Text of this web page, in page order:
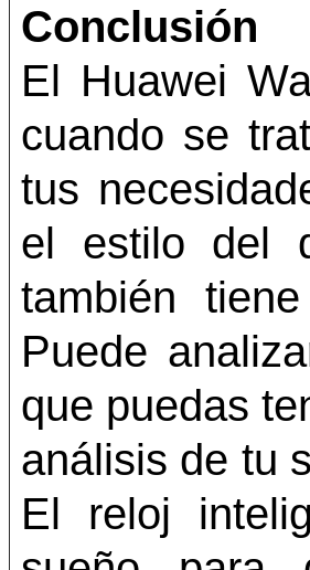
Conclusión
El Huawei
cuando se
tus
el estilo del
también
Puede
que puedas
análisis de tu
El reloj